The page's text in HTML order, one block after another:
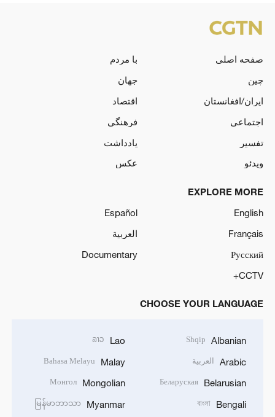
صفحه اصلی
با مردم
چین
جهان
ایران/افغانستان
اقتصاد
اجتماعی
فرهنگی
تفسیر
یادداشت
ویدئو
عکس
EXPLORE MORE
English
Español
Français
العربية
Русский
Documentary
CCTV+
CHOOSE YOUR LANGUAGE
Albanian
Shqip
Arabic العربية
Belarusian
Беларуская
Bengali
বাংলা
Lao
ລາວ
Malay
Bahasa Melayu
Mongolian
Монгол
Myanmar
မြန်မာဘာသာ